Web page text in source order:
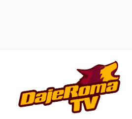
contenuto